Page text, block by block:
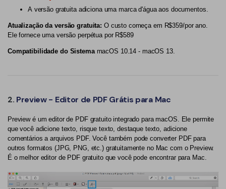
A versão gratuita adiciona uma marca d'água aos documentos.
Atualização da versão gratuita: O custo começa em R$359/por ano.
Ele fornece uma versão perpétua por R$589
Compatibilidade do SistemamacOS 10.14 - macOS 13.
2. Preview - Editor de PDF Grátis para Mac
Preview é um editor de PDF gratuito integrado para macOS. Ele permite
que você adicione texto, risque texto, destaque texto, adicione
comentários a arquivos PDF. Você também pode converter PDF para
outros formatos (JPG, PNG, etc.) gratuitamente no Mac com o Preview.
É o melhor editor de PDF gratuito que você pode encontrar para Mac.